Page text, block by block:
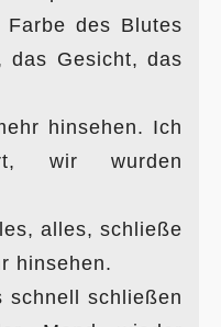
des Blutes
das Gesicht, das
hinsehen. Ich
wir wurden
alles, schließe
hinsehen.
schnell schließen